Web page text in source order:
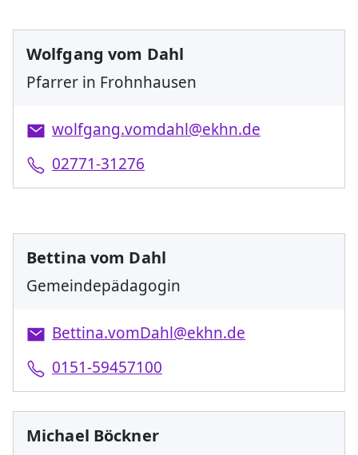
Wolfgang vom Dahl
Pfarrer in Frohnhausen
wolfgang.vomdahl@ekhn.de
02771-31276
Bettina vom Dahl
Gemeindepädagogin
Bettina.vomDahl@ekhn.de
0151-59457100
Michael Böckner